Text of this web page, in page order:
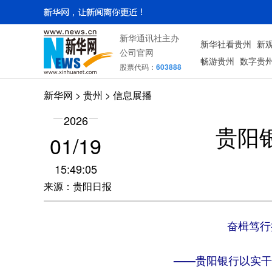
新华通讯社主办
公司官网
股票代码： 603888
新华社看贵州 新
畅游贵州 数字贵
新华网 > 贵州 > 信息展播
2026
01/19
15:49:05
来源：贵阳日报
贵阳
奋楫笃
——贵阳银行以实干